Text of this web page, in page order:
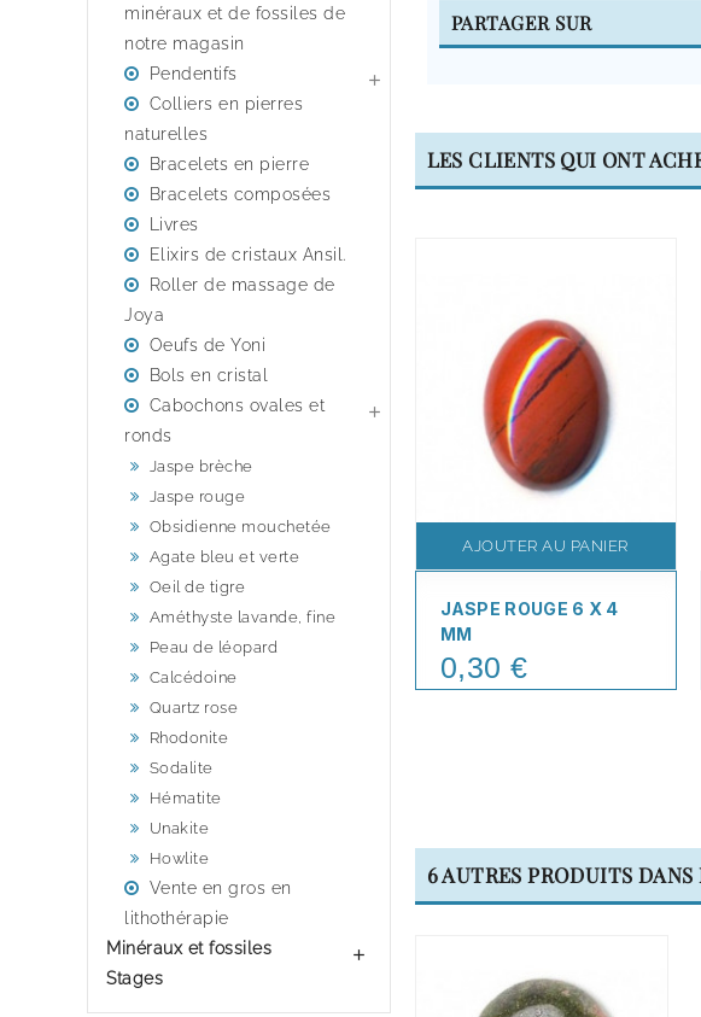
minéraux et de fossiles de
notre magasin
Pendentifs 
Colliers en pierres
naturelles
Bracelets en pierre
Bracelets composées
Livres
Elixirs de cristaux Ansil.
Roller de massage de
Joya
Oeufs de Yoni
Bols en cristal
Cabochons ovales et
ronds

Jaspe brèche
Jaspe rouge
Obsidienne mouchetée
Agate bleu et verte
Oeil de tigre
Améthyste lavande, fine
Peau de léopard
Calcédoine
Quartz rose
Rhodonite
Sodalite
Hématite
Unakite
Howlite
Vente en gros en
lithothérapie
Minéraux et fossiles

Stages
PARTAGER SUR
LES CLIENTS QUI ONT
AJOUTER AU PANIER
JASPE ROUGE 6 X 4
MM
Price
0,30 €
6 AUTRES PRODUITS